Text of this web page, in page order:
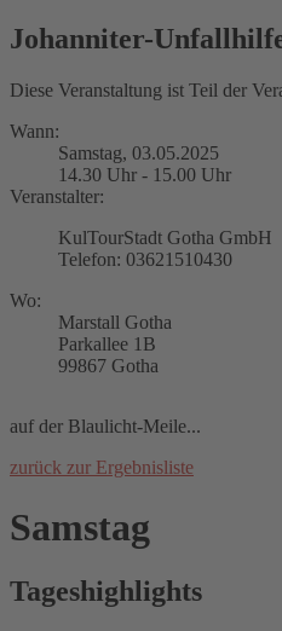
Johanniter-
Diese Veranstaltung ist Teil der
Wann:
Samstag, 03.05.2025
14.30 Uhr - 15.00 Uhr
Veranstalter:
KulTourStadt Gotha GmbH
Telefon: 03621510430
Wo:
Marstall Gotha
Parkallee 1B
99867 Gotha
auf der Blaulicht-Meile...
zurück zur Ergebnisliste
Samstag
Tageshighlights